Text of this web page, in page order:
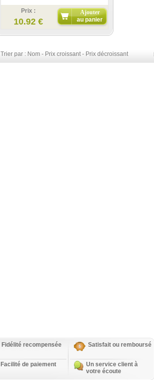
Prix :
10.92 €
Ajouter
au panier
Trier par : Nom- Prix croissant- Prix décroissant
Fidélité recompensée Satisfait ou remboursé
Facilité de paiement
Un service client à
votre écoute